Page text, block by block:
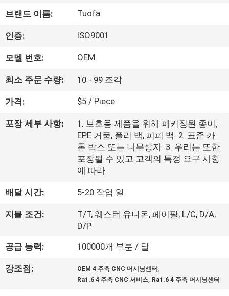
우
리
에
것
투
어
품
질
브랜드 이름: Tuofa
인증: ISO9001
모델 번호: OEM
최소 주문 수량: 10 - 99 조각
가격: $5 / Piece
포장 세부 사항:
1. 보호용 제품을 위해 패키징된 종이,
EPE 거품, 폴리 백, 피피 백. 2. 표준 카
톤 박스 또는 나무상자. 3. 우리는 또한
포장될 수 있고 고객의 특정 요구 사항
에 따라
배달 시간: 5-20 작업 일
지불 조건:
T/T, 웨스턴 유니온, 페이팔, L/C, D/A,
D/P
공급 능력: 100000개 부분 / 달
강조점: OEM 4 주축 CNC 머시닝센터 ,
Ra1.6 4 주축 CNC 서비스, Ra1.6 4 주축 머시닝센터